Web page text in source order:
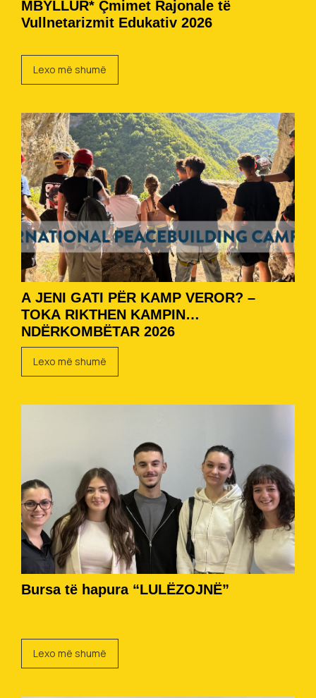
MBYLLUR* Çmimet Rajonale të
Vullnetarizmit Edukativ 2026
Lexo më shumë
A JENI GATI PËR KAMP VEROR? –
TOKA RIKTHEN KAMPIN
NDËRKOMBËTAR 2026
Lexo më shumë
Bursa të hapura “LULËZOJNË”
Lexo më shumë